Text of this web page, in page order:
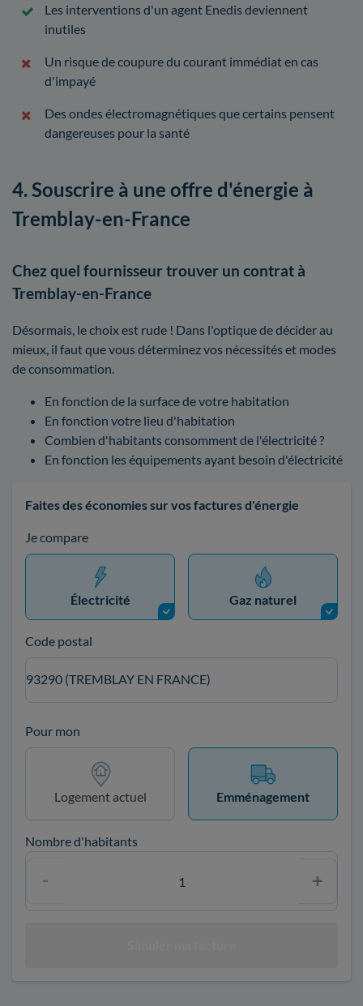
Les interventions d'un agent Enedis deviennent
inutiles
Un risque de coupure du courant immédiat en cas
d'impayé
Des ondes électromagnétiques que certains pensent
dangereuses pour la santé
4. Souscrire à une offre d'énergie à
Tremblay-en-France
Chez quel fournisseur trouver un contrat à
Tremblay-en-France
Désormais, le choix est rude ! Dans l'optique de décider au
mieux, il faut que vous déterminez vos nécessités et modes
de consommation.
En fonction de la surface de votre habitation
En fonction votre lieu d'habitation
Combien d'habitants consomment de l'électricité ?
En fonction les équipements ayant besoin d'électricité
Faites des économies sur vos factures d'énergie
Je compare
Électricité Gaz naturel
Code postal
93290 (TREMBLAY EN FRANCE)
Pour mon
Logement actuel Emménagement
Nombre d'habitants